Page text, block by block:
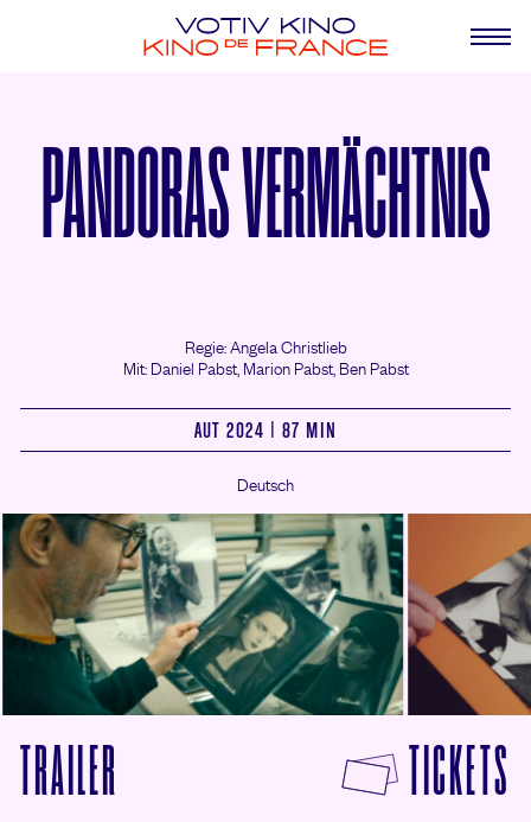
PANDORAS VERMÄCHTNIS
Regie: Angela Christlieb
Mit: Daniel Pabst, Marion Pabst, Ben Pabst
AUT 2024 | 87 MIN
Deutsch
TRAILER
TICKETS